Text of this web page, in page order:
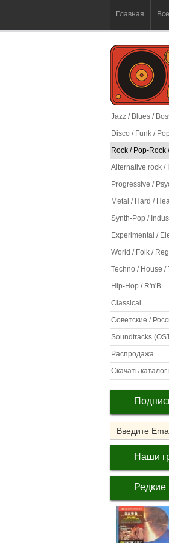
Главная
Jazz / Blues /
Disco / Funk / Pop
Rock / Pop-Rock
Alternative rock /
Progressive /
Metal / Hard /
Synth-Pop /
Experimental /
World / Folk /
Techno / House /
Hip-Hop / R'n'B
Classical
Советские /
Soundtracks
Распродажа
Скачать
Наши
Редкие